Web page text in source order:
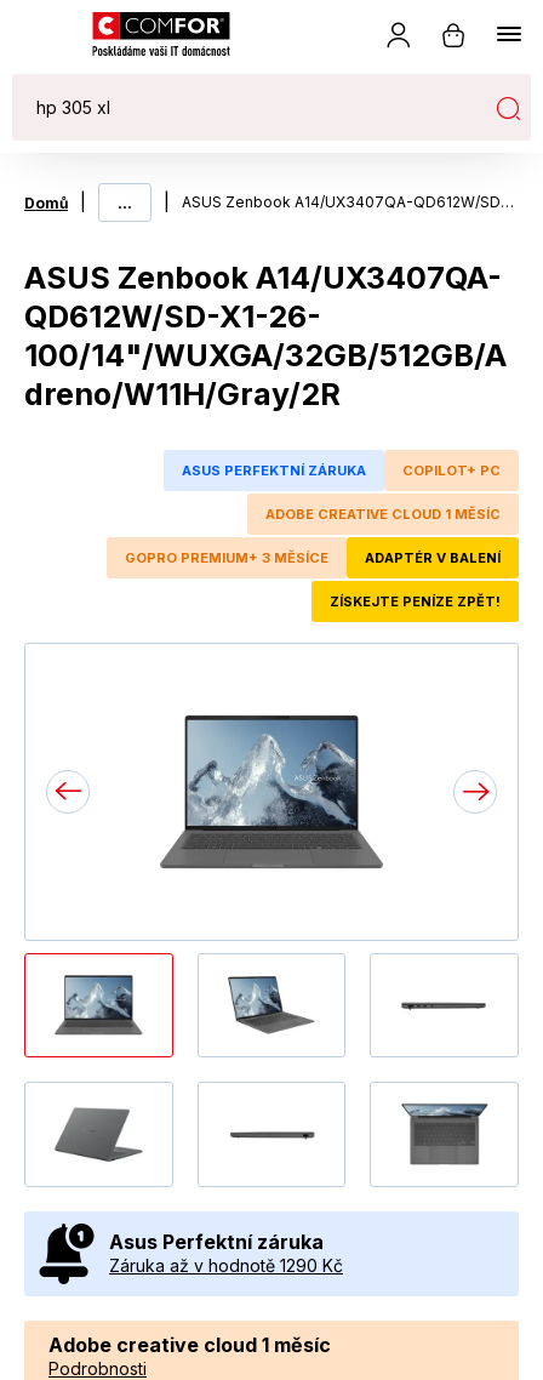
Domů ... ASUS Zenbook A14/UX3407QA-QD612W/SD-X1-26-100/14"/WUXGA/32GB/512GB/Adreno/W11H/Gray/2R
ASUS Zenbook A14/UX3407QA-
QD612W/SD-X1-26-
100/14"/WUXGA/32GB/512GB/A
dreno/W11H/Gray/2R
ASUS PERFEKTNÍ ZÁRUKA COPILOT+ PC
ADOBE CREATIVE CLOUD 1 MĚSÍC
GOPRO PREMIUM+ 3 MĚSÍCE ADAPTÉR V BALENÍ
ZÍSKEJTE PENÍZE ZPĚT!
Asus Perfektní záruka
Záruka až v hodnotě 1290 Kč
Adobe creative cloud 1 měsíc
Podrobnosti